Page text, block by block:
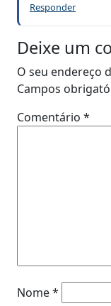
Responder
Deixe um
O seu endereço
Campos
Comentário *
Nome*